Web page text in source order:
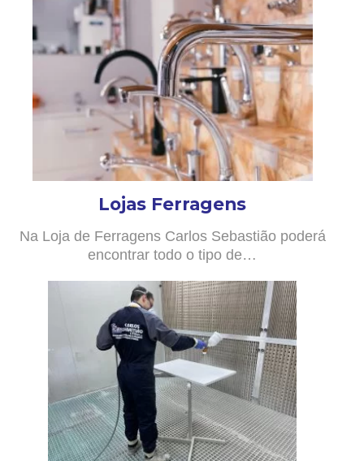
Lojas Ferragens
Na Loja de Ferragens Carlos Sebastião poderá
encontrar todo o tipo de…